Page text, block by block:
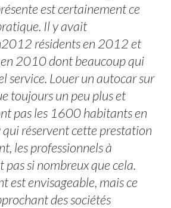
est certainement ce
Il y avait
résidents en 2012 et
2010 dont beaucoup qui
service. Louer un autocar sur
toujours un peu plus et
pas les 1600 habitants en
réservent cette prestation
les professionnels à
si nombreux que cela.
est envisageable, mais ce
des sociétés